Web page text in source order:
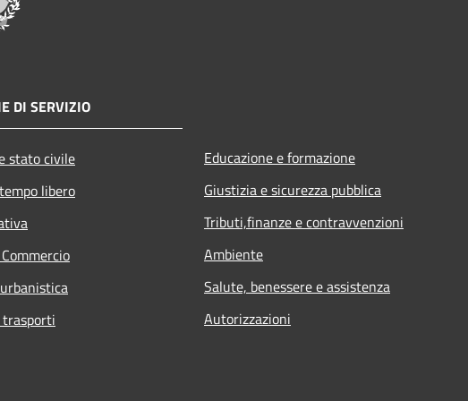
DI SERVIZIO
stato civile
libero
Educazione e formazione
Giustizia e sicurezza pubblica
Tributi,finanze e contravvenzioni
Ambiente
Salute, benessere e assistenza
Autorizzazioni